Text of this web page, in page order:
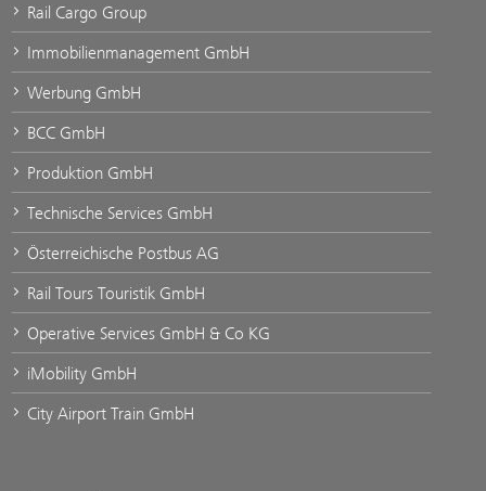
Rail Cargo Group
Immobilienmanagement GmbH
Werbung GmbH
BCC GmbH
Produktion GmbH
Technische Services GmbH
Österreichische Postbus AG
Rail Tours Touristik GmbH
Operative Services GmbH & Co KG
iMobility GmbH
City Airport Train GmbH